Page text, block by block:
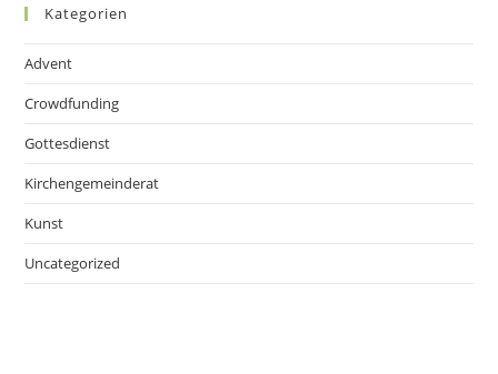
Kategorien
Advent
Crowdfunding
Gottesdienst
Kirchengemeinderat
Kunst
Uncategorized